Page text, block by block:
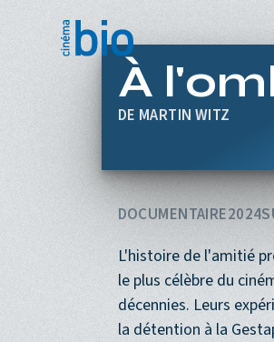
À
MARTIN WITZ
DOCUMENTAIRE2024
L'histoire de l'amitié
le plus célèbre du
décennies. Leurs
la détention à la